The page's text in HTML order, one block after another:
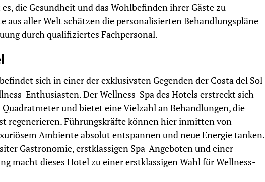
die Gesundheit und das Wohlbefinden ihrer Gäste zu
aus aller Welt schätzen die personalisierten Behandlungspläne
durch qualifiziertes Fachpersonal.
befindet sich in einer der exklusivsten Gegenden der Costa del Sol
Enthusiasten. Der Wellness-Spa des Hotels erstreckt sich
und bietet eine Vielzahl an Behandlungen, die
regenerieren. Führungskräfte können hier inmitten von
Ambiente absolut entspannen und neue Energie tanken.
Gastronomie, erstklassigen Spa-Angeboten und einer
macht dieses Hotel zu einer erstklassigen Wahl für Wellness-